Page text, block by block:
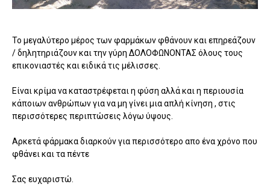
Το μεγαλύτερο μέρος των φαρμάκων φθάνουν και επηρεάζουν
/ δηλητηριάζουν και την γύρη ΔΟΛΟΦΩΝΟΝΤΑΣ όλους τους
επικονιαστές και ειδικά τις μέλισσες.
Είναι κρίμα να καταστρέφεται η φύση αλλά και η περιουσία
κάποιων ανθρώπων για να μη γίνει μια απλή κίνηση , στις
περισσότερες περιπτώσεις λόγω ύψους.
Αρκετά φάρμακα διαρκούν για περισσότερο απο ένα χρόνο που
φθάνει και τα πέντε
Σας ευχαριστώ.